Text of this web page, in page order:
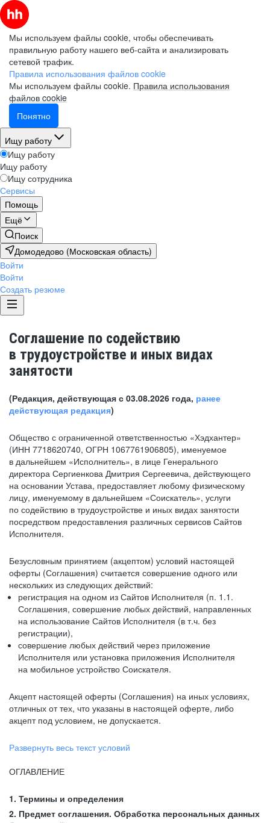
Мы используем файлы cookie, чтобы обеспечивать
правильную работу нашего веб-сайта и анализировать
сетевой трафик.
Правила использования файлов cookie
Мы используем файлы cookie. Правила использования
файлов cookie
Понятно
Ищу работу
Ищу работу
Ищу работу
Ищу сотрудника
Сервисы
Помощь
Ещё
Поиск
Домодедово (Московская область)
Войти
Войти
Создать резюме
Соглашение по содействию
в трудоустройстве и иных видах
занятости
(Редакция, действующая с 03.08.2026 года, ранее
действующая редакция)
Общество с ограниченной ответственностью «Хэдхантер»
(ИНН 7718620740, ОГРН 1067761906805), именуемое
в дальнейшем «Исполнитель», в лице Генерального
директора Сергиенкова Дмитрия Сергеевича, действующего
на основании Устава, предоставляет любому физическому
лицу, именуемому в дальнейшем «Соискатель», услуги
по содействию в трудоустройстве и иных видах занятости
посредством предоставления различных сервисов Сайтов
Исполнителя.
Безусловным принятием (акцептом) условий настоящей
оферты (Соглашения) считается совершение одного или
нескольких из следующих действий:
регистрация на одном из Сайтов Исполнителя (п. 1.1.
Соглашения, совершение любых действий, направленных
на использование Сайтов Исполнителя (в т.ч. без
регистрации),
совершение любых действий через приложение
Исполнителя или установка приложения Исполнителя
на мобильное устройство Соискателя.
Акцепт настоящей оферты (Соглашения) на иных условиях,
отличных от тех, что указаны в настоящей оферте, либо
акцепт под условием, не допускается.
Развернуть весь текст условий
ОГЛАВЛЕНИЕ
1. Термины и определения
2. Предмет соглашения. Обработка персональных данных